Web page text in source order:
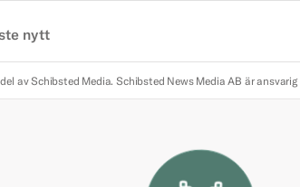
nytt
av Schibsted Media. Schibsted News Media AB är